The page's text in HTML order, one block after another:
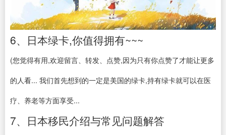
6、日本绿卡,你值得拥有~~~
(您觉得有用,欢迎留言、转发、点赞,因为只有你点赞了才能让更多
的人看... 我们首先想到的一定是美国的绿卡,持有绿卡就可以在医
疗、养老等方面享受...
7、日本移民介绍与常见问题解答